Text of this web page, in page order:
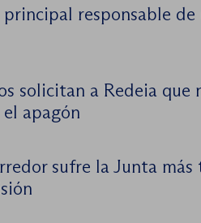
responsable de
solicitan a Redeia que
apagón
sufre la Junta más